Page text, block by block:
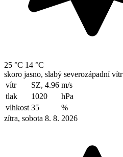
25 °C 14 °C
skoro jasno, slabý severozápadní vítr
vítr
SZ, 4.96 m/s
tlak
1020
hPa
vlhkost 35
%
zítra, sobota 8. 8. 2026